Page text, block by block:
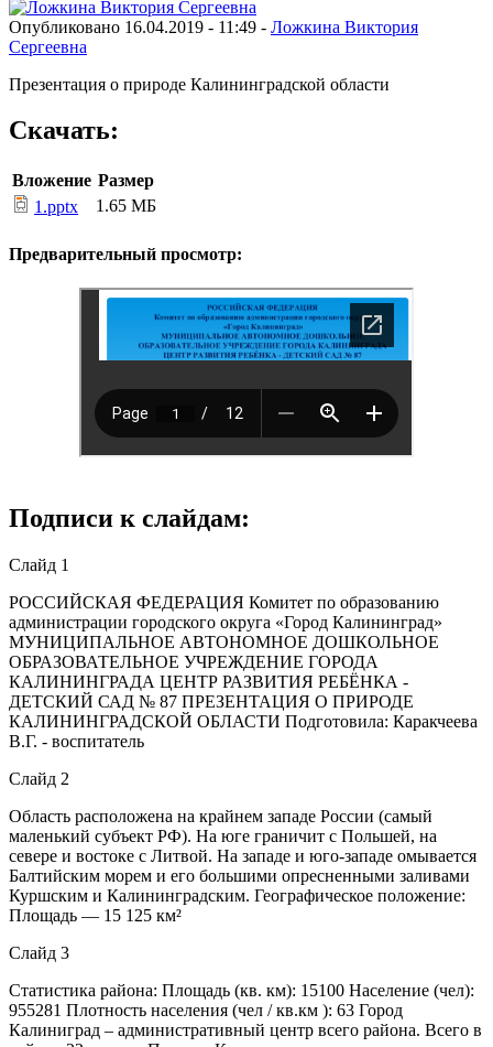
Опубликовано 16.04.2019 - 11:49 - Ложкина Виктория
Сергеевна
Презентация о природе Калининградской области
Скачать:
Вложение Размер
1.pptx
1.65 МБ
Предварительный просмотр:
Подписи к слайдам:
Слайд 1
РОССИЙСКАЯ ФЕДЕРАЦИЯ Комитет по образованию
администрации городского округа «Город Калининград»
МУНИЦИПАЛЬНОЕ АВТОНОМНОЕ ДОШКОЛЬНОЕ
ОБРАЗОВАТЕЛЬНОЕ УЧРЕЖДЕНИЕ ГОРОДА
КАЛИНИНГРАДА ЦЕНТР РАЗВИТИЯ РЕБЁНКА -
ДЕТСКИЙ САД № 87 ПРЕЗЕНТАЦИЯ О ПРИРОДЕ
КАЛИНИНГРАДСКОЙ ОБЛАСТИ Подготовила: Каракчеева
В.Г. - воспитатель
Слайд 2
Область расположена на крайнем западе России (самый
маленький субъект РФ). На юге граничит с Польшей, на
севере и востоке с Литвой. На западе и юго-западе омывается
Балтийским морем и его большими опресненными заливами
Куршским и Калининградским. Географическое положение:
Площадь — 15 125 км²
Слайд 3
Статистика района: Площадь (кв. км): 15100 Население (чел):
955281 Плотность населения (чел / кв.км ): 63 Город
Калиниград – административный центр всего района. Всего в